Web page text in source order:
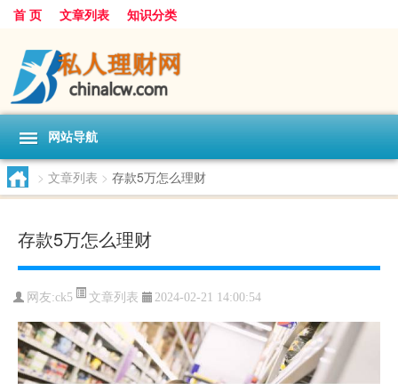
首 页 文章列表 知识分类
网站导航
> 文章列表 > 存款5万怎么理财
存款5万怎么理财
网友:ck5 文章列表 2024-02-21 14:00:54